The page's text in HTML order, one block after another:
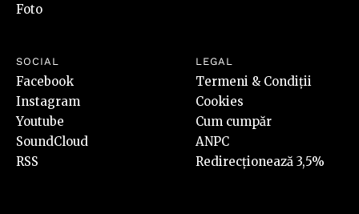
Foto
SOCIAL
Facebook
Instagram
Youtube
SoundCloud
RSS
LEGAL
Termeni & Condiții
Cookies
Cum cumpăr
ANPC
Redirecționează 3,5%